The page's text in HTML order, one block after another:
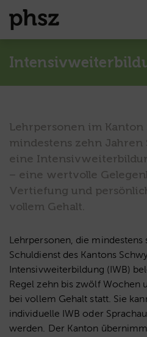
Lehrpersonen im
mindestens zehn Jahren
eine
– eine wertvolle
Vertiefung und
vollem Gehalt.
Lehrpersonen, die mindestens
Schuldienst des Kantons
Intensivweiterbildung (IWB)
Regel zehn bis zwölf Wochen
bei vollem Gehalt statt. Sie
individuelle IWB oder
werden. Der Kanton